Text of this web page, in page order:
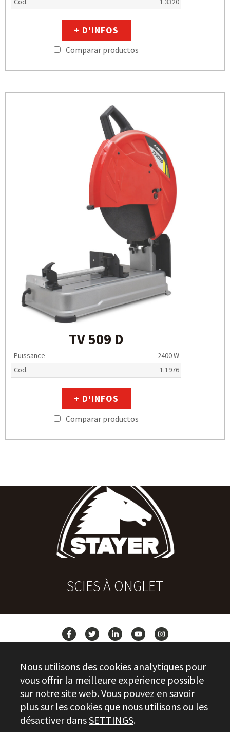
+ D'INFOS
Comparar productos
TV 509 D
Puissance
2400 W
Cod.
1.1976
+ D'INFOS
Comparar productos
SCIES À ONGLET
CONTACT
Stayer.es © 2026
Nous utilisons des cookies analytiques pour
vous offrir la meilleure expérience possible
sur notre site web. Vous pouvez en savoir
plus sur les cookies que nous utilisons ou les
désactiver dansSETTINGS.